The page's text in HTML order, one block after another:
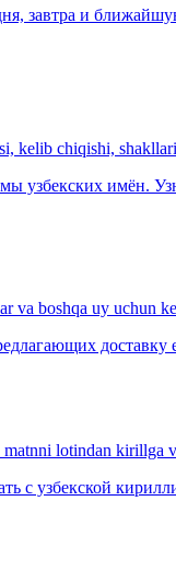
завтра и
kelib chiqishi,
узбекских имён.
boshqa uy uchun
доставку
lotindan kirillga
с узбекской